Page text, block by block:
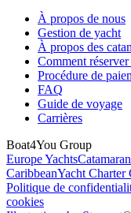
À propos de nous
Gestion de yacht
À propos des
Comment réserver
Procédure de
FAQ
Guide de voyage
Carrières
Boat4You Group
Europe Yachts
CaribbeanYacht Charter
Politique de
cookies